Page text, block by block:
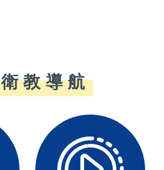
衛教導航